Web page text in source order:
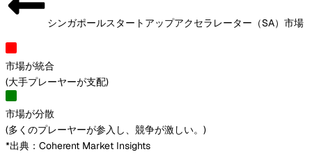
シンガポールスタートアップアクセラレーター（SA）市場
市場が統合
(大手プレーヤーが支配)
市場が分散
(多くのプレーヤーが参入し、競争が激しい。 )
*出典：Coherent Market Insights